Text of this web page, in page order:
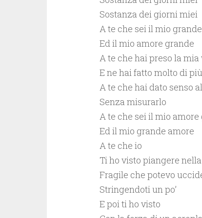
Sostanza dei giorni miei
A te che sei il mio
Ed il mio amore grande
A te che hai preso la mia
E ne hai fatto molto di più
A te che hai dato senso
Senza misurarlo
A te che sei il mio amore
Ed il mio grande amore
A te che io
Ti ho visto piangere
Fragile che potevo
Stringendoti un po’
E poi ti ho visto